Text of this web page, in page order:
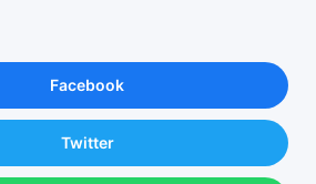
Facebook
Twitter